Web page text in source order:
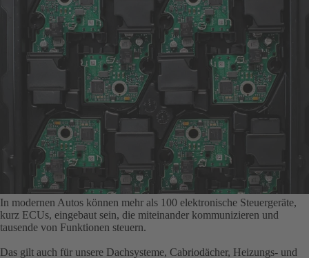
In modernen Autos können mehr als 100 elektronische Steuergeräte,
kurz ECUs, eingebaut sein, die miteinander kommunizieren und
tausende von Funktionen steuern.
Das gilt auch für unsere Dachsysteme, Cabriodächer, Heizungs- und